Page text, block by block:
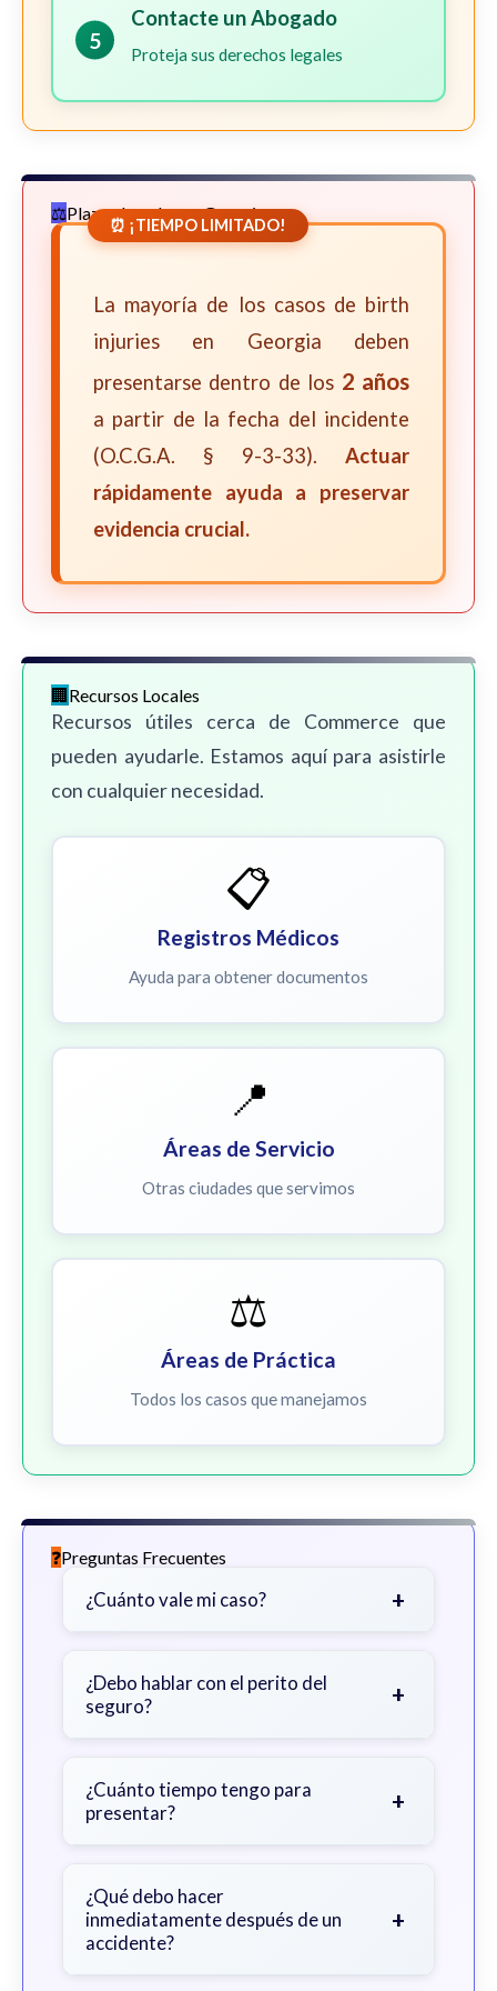
5
Contacte un Abogado
Proteja sus derechos legales
Plazos Legales en Georgia
⏰ ¡TIEMPO LIMITADO!
La mayoría de los casos de birth
injuries en Georgia deben
presentarse dentro de los 2 años
a partir de la fecha del incidente
(O.C.G.A. § 9-3-33). Actuar
rápidamente ayuda a preservar
evidencia crucial.
Recursos Locales
Recursos útiles cerca de Commerce que
pueden ayudarle. Estamos aquí para asistirle
con cualquier necesidad.
📋
Registros Médicos
Ayuda para obtener documentos
📍
Áreas de Servicio
Otras ciudades que servimos
⚖️
Áreas de Práctica
Todos los casos que manejamos
Preguntas Frecuentes
¿Cuánto vale mi caso? +
gravedad de sus lesiones, facturas
médicas, tiempo fuera del trabajo y
¿Debo hablar con el perito del
seguro?
+
primero con un abogado para evitar
declaraciones que perjudiquen su
¿Cuánto tiempo tengo para
presentar?
+
con excepciones. Consulte para
obtener orientación específica.
¿Qué debo hacer
inmediatamente después de un
accidente?
+